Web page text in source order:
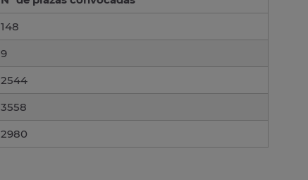
148
9
2544
3558
2980